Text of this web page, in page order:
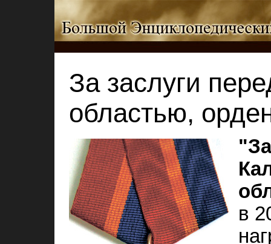
За заслуги
областью,
в